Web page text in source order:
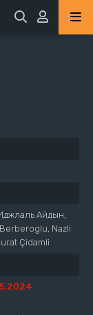
Айдын,
Nazli
Çidamli